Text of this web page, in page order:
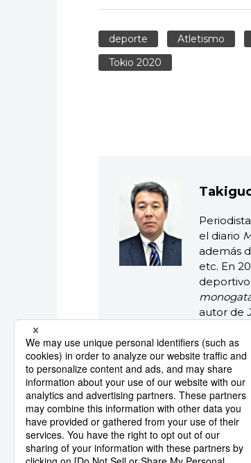
deporte Atletismo
Tokio 2020
el diario
además
etc. En
autor de
kara
Shinbun
los